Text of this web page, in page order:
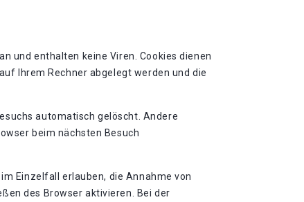
und enthalten keine Viren. Cookies dienen
Ihrem Rechner abgelegt werden und die
automatisch gelöscht. Andere
beim nächsten Besuch
Einzelfall erlauben, die Annahme von
des Browser aktivieren. Bei der